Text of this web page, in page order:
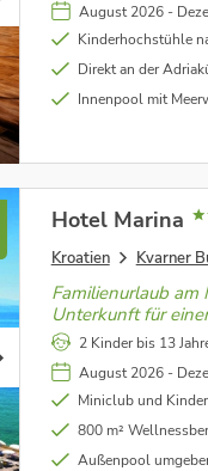
August 2026 -
Kinderhochstühle
Direkt an der
Innenpool mit
Hotel Marina
Kroatien Kvarner
Familienurlaub am
Unterkunft für
2 Kinder bis 13
August 2026 -
Miniclub und
800 m²
Außenpool